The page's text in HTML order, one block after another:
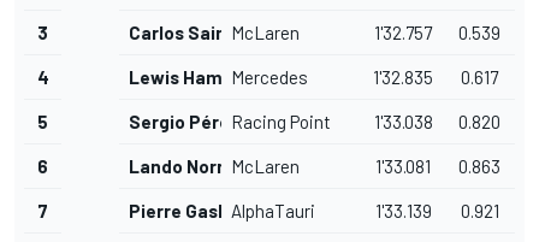
3 Carlos Sainz Jr.McLaren 1'32.757 0.539
4 Lewis HamiltonMercedes 1'32.835 0.617
5 Sergio PérezRacing Point 1'33.038 0.820
6 Lando NorrisMcLaren 1'33.081 0.863
7 Pierre GaslyAlphaTauri 1'33.139 0.921